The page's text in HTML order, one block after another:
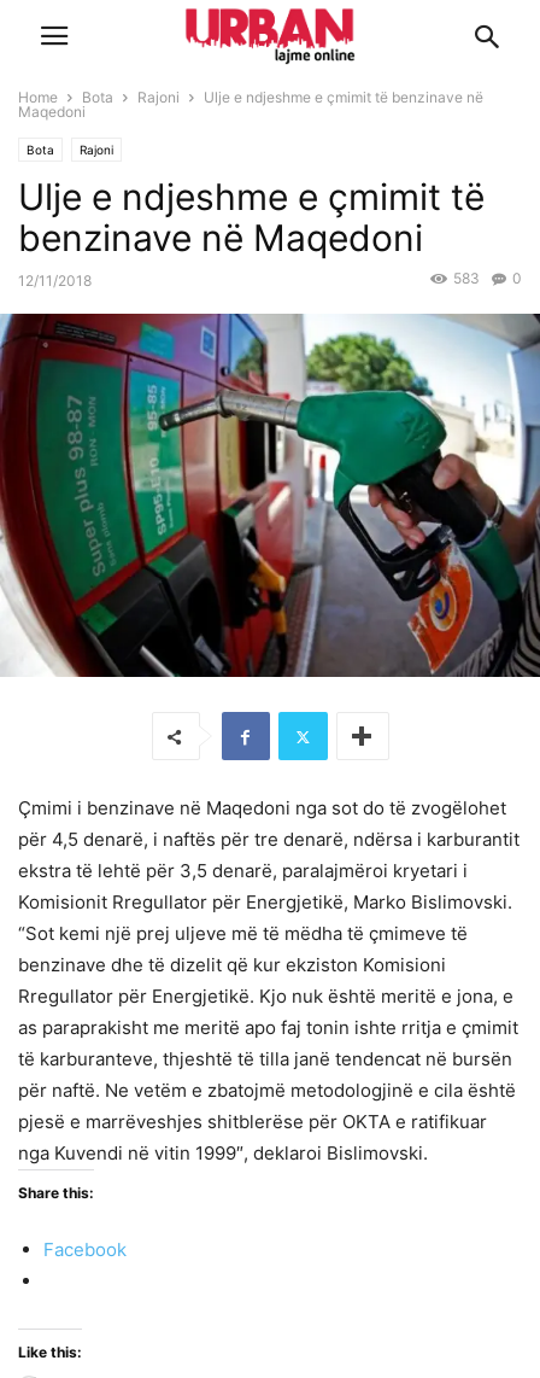
Home Bota Rajoni
Ulje e ndjeshme e çmimit të benzinave në
Maqedoni
Bota Rajoni
Ulje e ndjeshme e çmimit të
benzinave në Maqedoni
12/11/2018 0
583
Çmimi i benzinave në Maqedoni nga sot do të zvogëlohet
për 4,5 denarë, i naftës për tre denarë, ndërsa i karburantit
ekstra të lehtë për 3,5 denarë, paralajmëroi kryetari i
Komisionit Rregullator për Energjetikë, Marko Bislimovski.
“Sot kemi një prej uljeve më të mëdha të çmimeve të
benzinave dhe të dizelit që kur ekziston Komisioni
Rregullator për Energjetikë. Kjo nuk është meritë e jona, e
as paraprakisht me meritë apo faj tonin ishte rritja e çmimit
të karburanteve, thjeshtë të tilla janë tendencat në bursën
për naftë. Ne vetëm e zbatojmë metodologjinë e cila është
pjesë e marrëveshjes shitblerëse për OKTA e ratifikuar
nga Kuvendi në vitin 1999″, deklaroi Bislimovski.
Share this:
Facebook
Like this: